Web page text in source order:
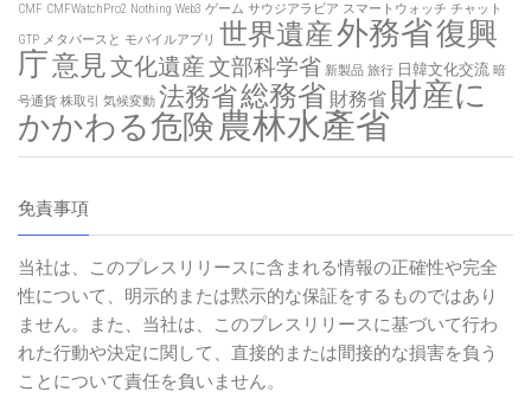
CMF CMFWatchPro2 Nothing Web3 ゲーム サウジアラビア スマートウォッチ チャット
GTP メタバースと モバイルアプリ 世界遺産外務省復興
庁意見文化遺産文部科学省 新製品 旅行 日韓文化交流 暗
号通貨 株取引 気候変動 法務省総務省 財務省 財産に
かかわる危険農林水產省
免責事項
当社は、このプレスリリースに含まれる情報の正確性や完全
性について、明示的または黙示的な保証をするものではあり
ません。また、当社は、このプレスリリースに基づいて行わ
れた行動や決定に関して、直接的または間接的な損害を負う
ことについて責任を負いません。